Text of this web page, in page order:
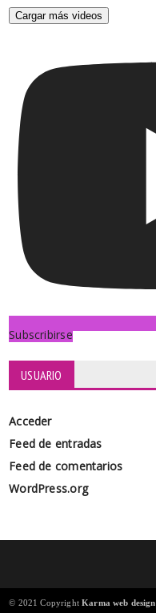
Cargar más videos
Subscribirse
USUARIO
Acceder
Feed de entradas
Feed de comentarios
WordPress.org
© 2021 CopyrightKarma web design